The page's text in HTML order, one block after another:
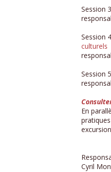
Session
Session
culturels
Session
En
Cyril